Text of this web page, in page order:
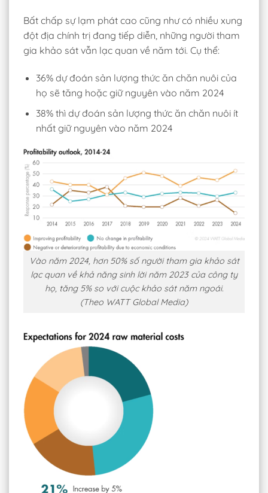
Bất chấp sự lạm phát cao cũng như có nhiều xung
đột địa chính trị đang tiếp diễn, những người tham
gia khảo sát vẫn lạc quan về năm tới. Cụ thể:
36% dự đoán sản lượng thức ăn chăn nuôi của
họ sẽ tăng hoặc giữ nguyên vào năm 2024
38% thì dự đoán sản lượng thức ăn chăn nuôi ít
nhất giữ nguyên vào năm 2024
Vào năm 2024, hơn 50% số người tham gia khảo sát
lạc quan về khả năng sinh lời năm 2023 của công ty
họ, tăng 5% so với cuộc khảo sát năm ngoái.
(Theo WATT Global Media)